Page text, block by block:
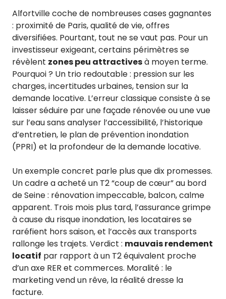
Alfortville coche de nombreuses cases gagnantes
: proximité de Paris, qualité de vie, offres
diversifiées. Pourtant, tout ne se vaut pas. Pour un
investisseur exigeant, certains périmètres se
révèlent zones peu attractivesà moyen terme.
Pourquoi ? Un trio redoutable : pression sur les
charges, incertitudes urbaines, tension sur la
demande locative. L’erreur classique consiste à se
laisser séduire par une façade rénovée ou une vue
sur l’eau sans analyser l’accessibilité, l’historique
d’entretien, le plan de prévention inondation
(PPRI) et la profondeur de la demande locative.
Un exemple concret parle plus que dix promesses.
Un cadre a acheté un T2 “coup de cœur” au bord
de Seine : rénovation impeccable, balcon, calme
apparent. Trois mois plus tard, l’assurance grimpe
à cause du risque inondation, les locataires se
raréfient hors saison, et l’accès aux transports
rallonge les trajets. Verdict : mauvais rendement
locatif par rapport à un T2 équivalent proche
d’un axe RER et commerces. Moralité : le
marketing vend un rêve, la réalité dresse la
facture.